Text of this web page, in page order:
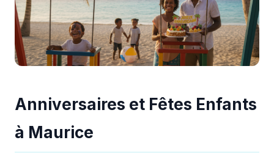
Anniversaires et Fêtes Enfants
à Maurice